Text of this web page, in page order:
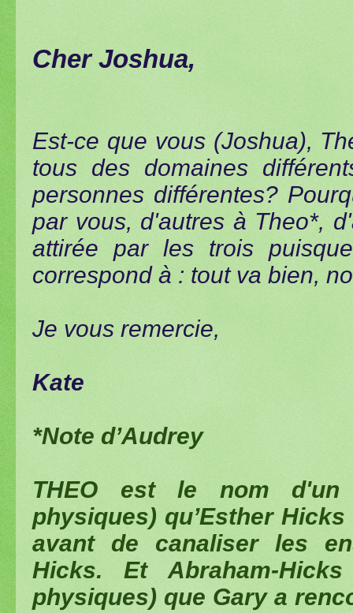
Cher Joshua,
Est-ce que vous (Joshua),
tous des domaines
personnes différentes?
par vous, d'autres à Theo*,
attirée par les trois
correspond à : tout va bien,
Je vous remercie,
Kate
*Note d’Audrey
THEO est le nom d'un
physiques) qu’Esther
avant de canaliser les
Hicks. Et Abraham-
physiques) que Gary a